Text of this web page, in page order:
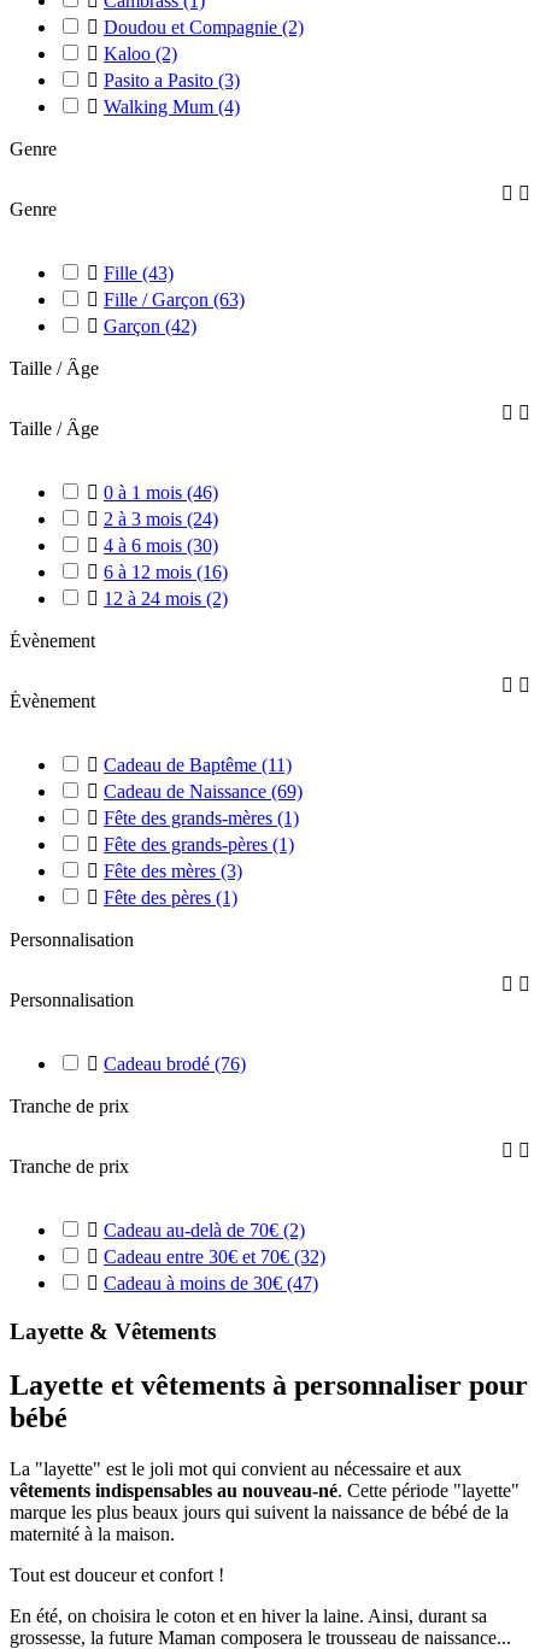
 Doudou et Compagnie (2)
 Kaloo (2)
 Pasito a Pasito (3)
 Walking Mum (4)
Genre
Genre
 
 Fille (43)
 Fille / Garçon (63)
 Garçon (42)
Taille / Âge
Taille / Âge
 
 0 à 1 mois (46)
 2 à 3 mois (24)
 4 à 6 mois (30)
 6 à 12 mois (16)
 12 à 24 mois (2)
Évènement
Évènement
 
 Cadeau de Baptême (11)
 Cadeau de Naissance (69)
 Fête des grands-mères (1)
 Fête des grands-pères (1)
 Fête des mères (3)
 Fête des pères (1)
Personnalisation
Personnalisation
 
 Cadeau brodé (76)
Tranche de prix
Tranche de prix
 
 Cadeau au-delà de 70€ (2)
 Cadeau entre 30€ et 70€ (32)
 Cadeau à moins de 30€ (47)
Layette & Vêtements
Layette et vêtements à personnaliser pour
bébé
La "layette" est le joli mot qui convient au nécessaire et aux
vêtements indispensables au nouveau-né. Cette période "layette"
marque les plus beaux jours qui suivent la naissance de bébé de la
maternité à la maison.
Tout est douceur et confort !
En été, on choisira le coton et en hiver la laine. Ainsi, durant sa
grossesse, la future Maman composera le trousseau de naissance...